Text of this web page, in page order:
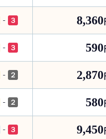
- ３ 8,360
- ３ 590
- ２ 2,870
- ２ 580
- ３ 9,450